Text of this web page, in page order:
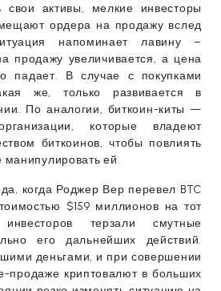
свои активы, мелкие инвесторы
ордера на продажу вслед
напоминает лавину –
продажу увеличивается, а цена
падает. В случае с покупками
же, только развивается в
По аналогии, биткоин-киты —
которые владеют
биткоинов, чтобы повлиять
манипулировать ей.
когда Роджер Вер перевел BTC
$159 миллионов на тот
терзали смутные
его дальнейших действий.
деньгами, и при совершении
продаже криптовалют в больших